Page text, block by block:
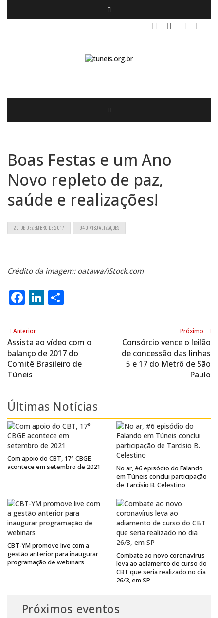
Boas Festas e um Ano
Novo repleto de paz,
saúde e realizações!
20 DE DEZEMBRO DE 2017 940 VISUALIZAÇÕES
Crédito da imagem: oatawa/iStock.com
Facebook
LinkedIn
Anterior
Assista ao vídeo com o
balanço de 2017 do
Comitê Brasileiro de
Túneis
Próximo
Consórcio vence o leilão
de concessão das linhas
5 e 17 do Metrô de São
Paulo
Últimas Notícias
Com apoio do CBT, 17° CBGE
acontece em setembro de 2021
No ar, #6 episódio do Falando
em Túneis conclui participação
de Tarcísio B. Celestino
CBT-YM promove live com a
gestão anterior para inaugurar
programação de webinars
Combate ao novo coronavírus
leva ao adiamento de curso do
CBT que seria realizado no dia
26/3, em SP
Próximos eventos